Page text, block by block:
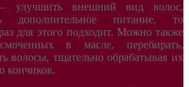
улучшить внешний вид волос,
дополнительное питание, то
для этого подходит. Можно также
в масле, перебирать,
волосы, тщательно обрабатывая их
кончиков.